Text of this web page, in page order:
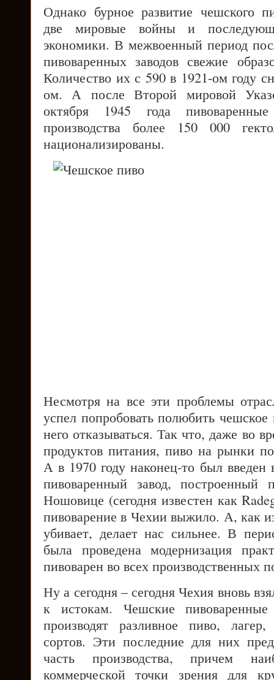
Однако бурное развитие чешского
две мировые войны и
экономики. В межвоенный период
пивоваренных заводов свежие
Количество их с 590 в 1921-ом году
ом. А после Второй мировой
октября 1945 года
производства более 150 000
национализированы.
Несмотря на все эти проблемы
успел попробовать полюбить
него отказываться. Так что, даже во
продуктов питания, пиво на рынки
А в 1970 году наконец-то был введен
пивоваренный завод,
Ношовице (сегодня известен как
пивоварение в Чехии выжило. А, как
убивает, делает нас сильнее. В
была проведена модернизация
пивоварен во всех производственных
Ну а сегодня – сегодня Чехия вновь
к истокам. Чешские
производят разливное пиво,
сортов. Эти последние для них
часть производства, причем
коммерческой точки зрения для